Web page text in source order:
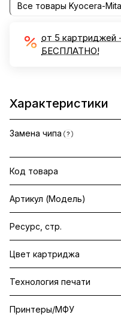
Все товары Kyocera-Mita
от 5 картриджей
БЕСПЛАТНО!
Характеристики
Замена чипа ?
Код товара
Артикул (Модель)
Ресурс, стр.
Цвет картриджа
Технология печати
Принтеры/МФУ